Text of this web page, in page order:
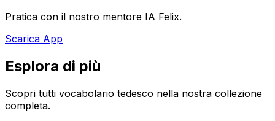
Pratica con il nostro mentore IA Felix.
Scarica App
Esplora di più
Scopri tutti vocabolario tedesco nella nostra collezione
completa.